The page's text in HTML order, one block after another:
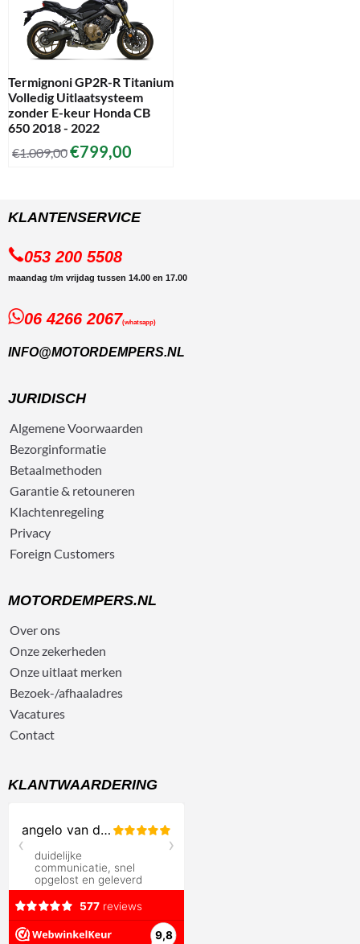
Termignoni GP2R-R Titanium
Volledig Uitlaatsysteem
zonder E-keur Honda CB
650 2018 - 2022
€1.009,00€799,00
KLANTENSERVICE
053 200 5508
maandag t/m vrijdag tussen 14.00 en 17.00
06 4266 2067(whatsapp)
INFO@MOTORDEMPERS.NL
JURIDISCH
AlgemeneVoorwaarden
Bezorginformatie
Betaalmethoden
Garantie & retouneren
Klachtenregeling
Privacy
Foreign Customers
MOTORDEMPERS.NL
Over ons
Onze zekerheden
Onze uitlaat merken
Bezoek-/afhaaladres
Vacatures
Contact
KLANTWAARDERING